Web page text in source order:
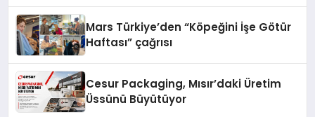
Mars Türkiye’den “Köpeğini İşe Götür
Haftası” çağrısı
Cesur Packaging, Mısır’daki Üretim
Üssünü Büyütüyor